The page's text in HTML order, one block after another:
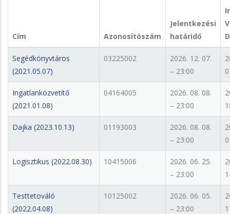
Cím Azonosítószám
Jelentkezési
határidő
Segédkönyvtáros
(2021.05.07)
03225002
2026. 12. 07.
– 23:00
Ingatlanközvetítő
(2021.01.08)
04164005
2026. 08. 08.
– 23:00
Dajka (2023.10.13) 01193003
2026. 08. 08.
– 23:00
Logisztikus (2022.08.30) 10415006
2026. 06. 25.
– 23:00
Testtetováló
(2022.04.08)
10125002
2026. 06. 05.
– 23:00